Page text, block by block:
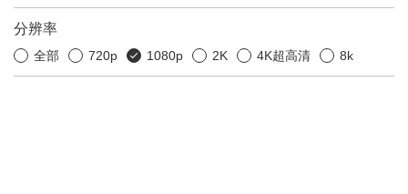
分辨率
全部 720p 1080p 2K 4K超高清 8k